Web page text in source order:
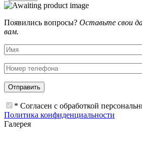
Появились вопросы? Оставьте свои
вам.
* Согласен с обработкой
Политика конфиденциальности
Галерея